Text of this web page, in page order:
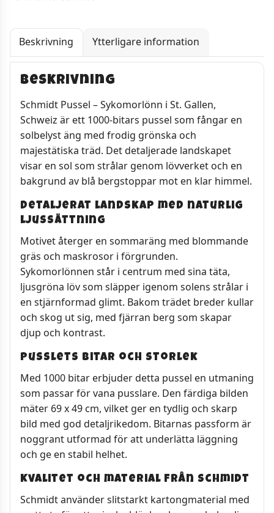
Beskrivning Ytterligare information
Beskrivning
Schmidt Pussel – Sykomorlönn i St. Gallen,
Schweiz är ett 1000-bitars pussel som fångar en
solbelyst äng med frodig grönska och
majestätiska träd. Det detaljerade landskapet
visar en sol som strålar genom lövverket och en
bakgrund av blå bergstoppar mot en klar himmel.
Detaljerat landskap med naturlig
ljussättning
Motivet återger en sommaräng med blommande
gräs och maskrosor i förgrunden.
Sykomorlönnen står i centrum med sina täta,
ljusgröna löv som släpper igenom solens strålar i
en stjärnformad glimt. Bakom trädet breder kullar
och skog ut sig, med fjärran berg som skapar
djup och kontrast.
Pusslets bitar och storlek
Med 1000 bitar erbjuder detta pussel en utmaning
som passar för vana pusslare. Den färdiga bilden
mäter 69 x 49 cm, vilket ger en tydlig och skarp
bild med god detaljrikedom. Bitarnas passform är
noggrant utformad för att underlätta läggning
och ge en stabil helhet.
Kvalitet och material från Schmidt
Schmidt använder slitstarkt kartongmaterial med